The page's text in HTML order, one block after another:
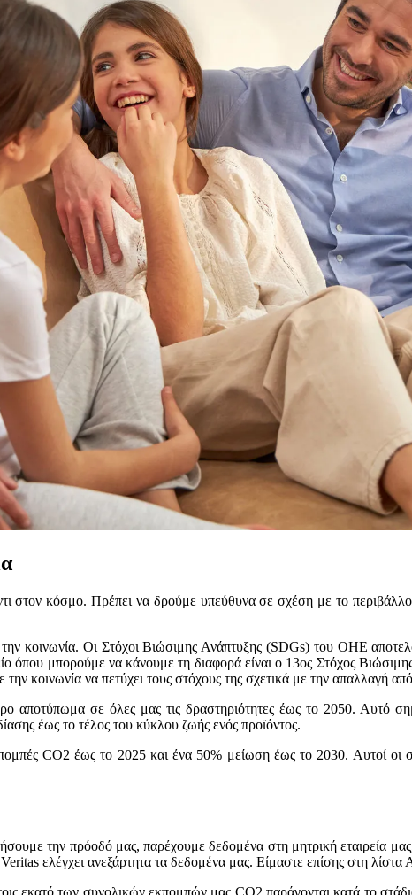
στον κόσμο. Πρέπει να δρούμε υπεύθυνα σε σχέση με το
κοινωνία. Οι Στόχοι Βιώσιμης Ανάπτυξης (SDGs) του ΟΗΕ
όπου μπορούμε να κάνουμε τη διαφορά είναι ο 13ος Στόχος
κοινωνία να πετύχει τους στόχους της σχετικά με την απαλλαγή
αποτύπωμα σε όλες μας τις δραστηριότητες έως το 2050. Αυτό
έως το τέλος του κύκλου ζωής ενός προϊόντος.
CO2 έως το 2025 και ένα 50% μείωση έως το 2030. Αυτοί οι
την πρόοδό μας, παρέχουμε δεδομένα στη μητρική εταιρεία
ελέγχει ανεξάρτητα τα δεδομένα μας. Είμαστε επίσης στη
εκατό των συνολικών εκπομπών μας CO2 παράγονται κατά το